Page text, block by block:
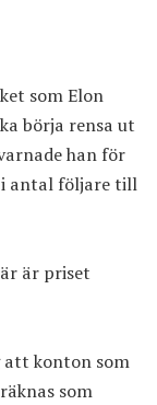
som Elon
börja rensa ut
han för
antal följare till
är priset
att konton som
som